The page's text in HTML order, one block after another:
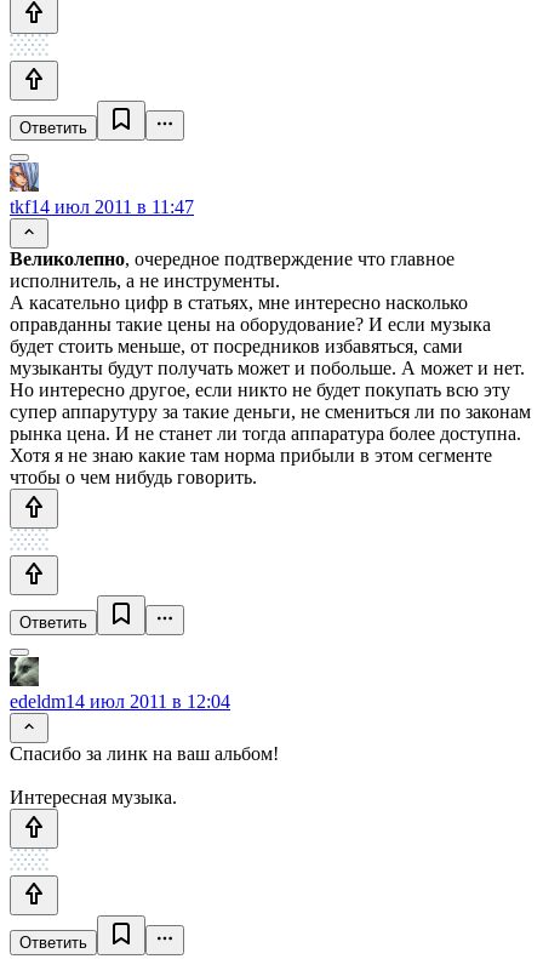
Ответить
tkf14 июл 2011 в 11:47
Великолепно, очередное подтверждение что главное
исполнитель, а не инструменты.
А касательно цифр в статьях, мне интересно насколько
оправданны такие цены на оборудование? И если музыка
будет стоить меньше, от посредников избавяться, сами
музыканты будут получать может и побольше. А может и нет.
Но интересно другое, если никто не будет покупать всю эту
супер аппарутуру за такие деньги, не смениться ли по законам
рынка цена. И не станет ли тогда аппаратура более доступна.
Хотя я не знаю какие там норма прибыли в этом сегменте
чтобы о чем нибудь говорить.
Ответить
edeldm14 июл 2011 в 12:04
Спасибо за линк на ваш альбом!
Интересная музыка.
Ответить